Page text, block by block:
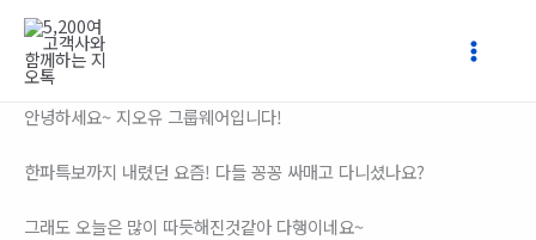
안녕하세요~ 지오유 그룹웨어입니다!
한파특보까지 내렸던 요즘! 다들 꽁꽁 싸매고 다니셨나요?
그래도 오늘은 많이 따듯해진것같아 다행이네요~